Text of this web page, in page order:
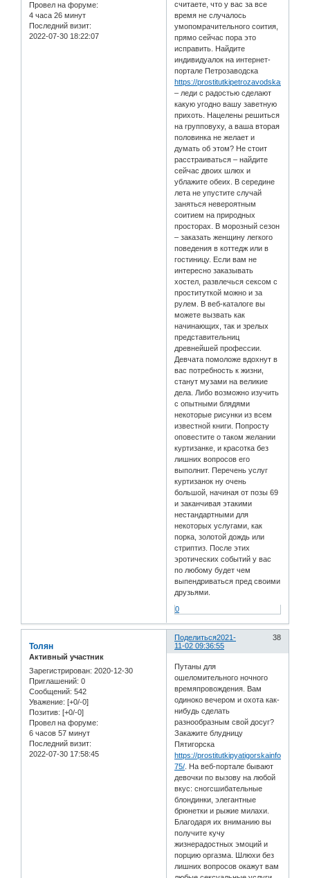
Провел на форуме:
4 часа 26 минут
Последний визит:
2022-07-30 18:22:07
считаете, что у вас за все
время не случалось
умопомрачительного соития,
прямо сейчас пора это
исправить. Найдите
индивидуалок на интернет-
портале Петрозаводска
https://
– леди с радостью сделают
какую угодно вашу заветную
прихоть. Нацелены решиться
на групповуху, а ваша вторая
половинка не желает и
думать об этом? Не стоит
расстраиваться – найдите
сейчас двоих шлюх и
ублажите обеих. В середине
лета не упустите случай
заняться невероятным
соитием на природных
просторах. В морозный сезон
– заказать женщину легкого
поведения в коттедж или в
гостиницу. Если вам не
интересно заказывать
хостел, развлечься сексом с
проституткой можно и за
рулем. В веб-каталоге вы
можете вызвать как
начинающих, так и зрелых
представительниц
древнейшей профессии.
Девчата помоложе вдохнут в
вас потребность к жизни,
станут музами на великие
дела. Либо возможно изучить
с опытными блядями
некоторые рисунки из всем
известной книги. Попросту
оповестите о таком желании
куртизанке, и красотка без
лишних вопросов его
выполнит. Перечень услуг
куртизанок ну очень
большой, начиная от позы 69
и заканчивая этакими
нестандартными для
некоторых услугами, как
порка, золотой дождь или
стриптиз. После этих
эротических событий у вас
по любому будет чем
выпендриваться пред своими
друзьями.
0
Поделиться 38
2021-
11-02 09:36:55
Толян
Активный участник
Зарегистрирован: 2020-12-30
Приглашений: 0
Сообщений: 542
Уважение: [+0/-0]
Позитив: [+0/-0]
Провел на форуме:
6 часов 57 минут
Последний визит:
2022-07-30 17:58:45
Путаны для
ошеломительного ночного
времяпровождения. Вам
одиноко вечером и охота как-
нибудь сделать
разнообразным свой досуг?
Закажите блудницу
Пятигорска
https://prostitutkipyatigorskainfo.com/
75/ . На веб-портале бывают
девочки по вызову на любой
вкус: сногсшибательные
блондинки, элегантные
брюнетки и рыжие милахи.
Благодаря их вниманию вы
получите кучу
жизнерадостных эмоций и
порцию оргазма. Шлюхи без
лишних вопросов окажут вам